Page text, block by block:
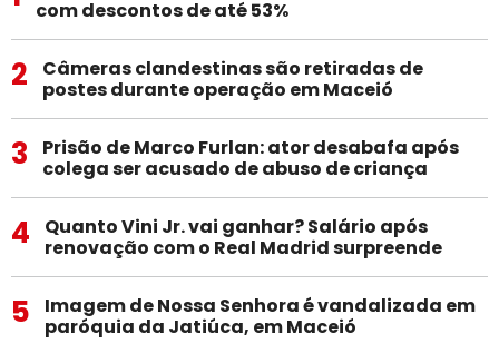
com descontos de até 53%
2
Câmeras clandestinas são retiradas de
postes durante operação em Maceió
3
Prisão de Marco Furlan: ator desabafa após
colega ser acusado de abuso de criança
4
Quanto Vini Jr. vai ganhar? Salário após
renovação com o Real Madrid surpreende
5
Imagem de Nossa Senhora é vandalizada em
paróquia da Jatiúca, em Maceió